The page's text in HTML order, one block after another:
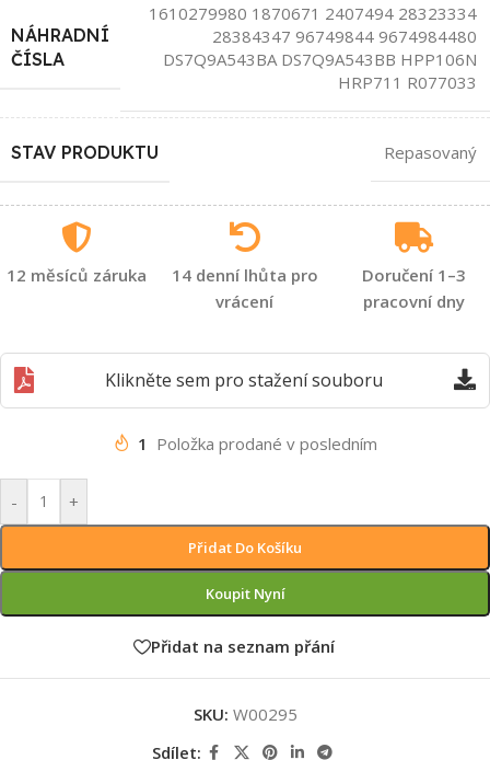
NÁHRADNÍ
ČÍSLA
1610279980 1870671 2407494 28323334
28384347 96749844 9674984480
DS7Q9A543BA DS7Q9A543BB HPP106N
HRP711 R077033
STAV PRODUKTU Repasovaný
12 měsíců záruka
14 denní lhůta pro
vrácení
Doručení 1–3
pracovní dny
Klikněte sem pro stažení souboru
1 Položka prodané v posledním
- +
Přidat Do Košíku
Koupit Nyní
Přidat na seznam přání
SKU: W00295
Sdílet: